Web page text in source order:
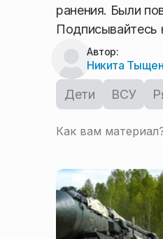
ранения. Были
Автор:
Никита
Дети ВСУ
Как вам